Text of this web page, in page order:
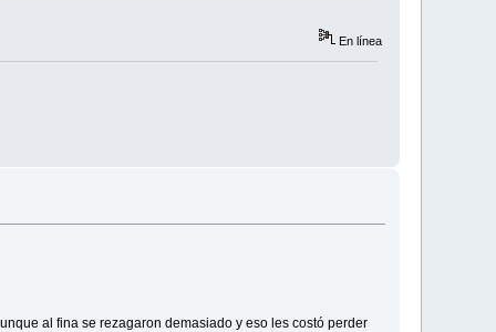
En línea
al fina se rezagaron demasiado y eso les costó perder